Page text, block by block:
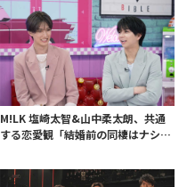
M!LK 塩崎太智&山中柔太朗、共通
する恋愛観「結婚前の同棲はナシ」